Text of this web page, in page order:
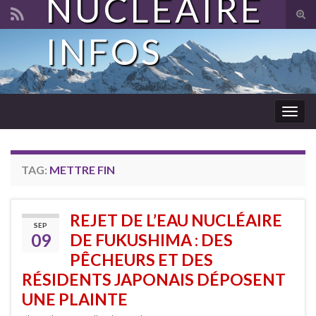
Search for:
NUCLÉAIRE
INFOS
TAG: METTRE FIN
SEP
09
REJET DE L’EAU NUCLÉAIRE
DE FUKUSHIMA : DES
PÊCHEURS ET DES
RÉSIDENTS JAPONAIS DÉPOSENT
UNE PLAINTE